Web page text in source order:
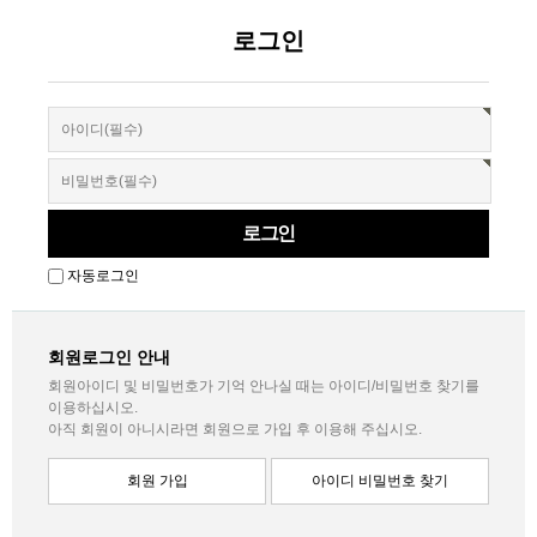
로그인
자동로그인
회원로그인 안내
회원아이디 및 비밀번호가 기억 안나실 때는 아이디/비밀번호 찾기를
이용하십시오.
아직 회원이 아니시라면 회원으로 가입 후 이용해 주십시오.
아이디 비밀번호 찾기
회원 가입